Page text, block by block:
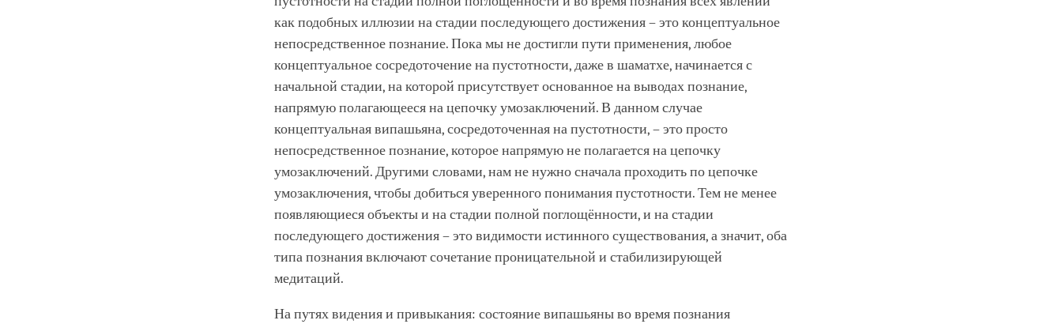
как подобных иллюзии на стадии последующего достижения – это концептуальное
непосредственное познание. Пока мы не достигли пути применения, любое
концептуальное сосредоточение на пустотности, даже в шаматхе, начинается с
начальной стадии, на которой присутствует основанное на выводах познание,
напрямую полагающееся на цепочку умозаключений. В данном случае
концептуальная випашьяна, сосредоточенная на пустотности, – это просто
непосредственное познание, которое напрямую не полагается на цепочку
умозаключений. Другими словами, нам не нужно сначала проходить по цепочке
умозаключения, чтобы добиться уверенного понимания пустотности. Тем не менее
появляющиеся объекты и на стадии полной поглощённости, и на стадии
последующего достижения – это видимости истинного существования, а значит, оба
типа познания включают сочетание проницательной и стабилизирующей
медитаций.
На путях видения и привыкания: состояние випашьяны во время познания